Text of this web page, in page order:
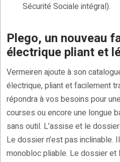
Sécurité Sociale intégral).
Plego, un nouveau
électrique pliant et
Vermeiren ajoute à son
électrique, pliant et facilement
répondra à vos besoins pour
courses ou encore une longue
sans outil. L’assise et le
Le dossier n’est pas inclinable.
monobloc pliable. Le dossier et